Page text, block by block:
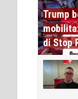
Trump
di Stop